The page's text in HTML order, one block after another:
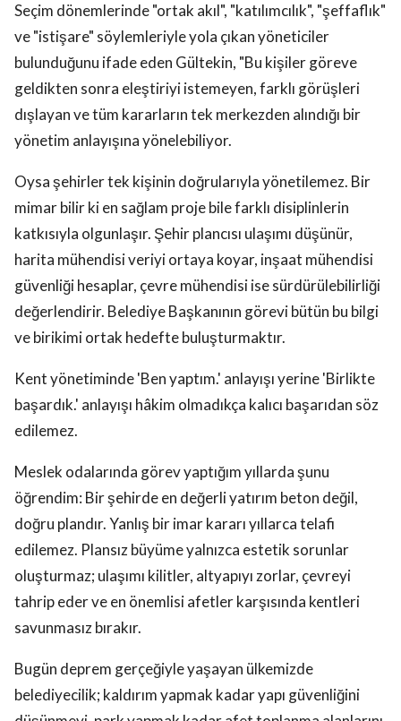
Seçim dönemlerinde "ortak akıl", "katılımcılık", "şeffaflık"
ve "istişare" söylemleriyle yola çıkan yöneticiler
bulunduğunu ifade eden Gültekin, "Bu kişiler göreve
geldikten sonra eleştiriyi istemeyen, farklı görüşleri
dışlayan ve tüm kararların tek merkezden alındığı bir
yönetim anlayışına yönelebiliyor.
Oysa şehirler tek kişinin doğrularıyla yönetilemez. Bir
mimar bilir ki en sağlam proje bile farklı disiplinlerin
katkısıyla olgunlaşır. Şehir plancısı ulaşımı düşünür,
harita mühendisi veriyi ortaya koyar, inşaat mühendisi
güvenliği hesaplar, çevre mühendisi ise sürdürülebilirliği
değerlendirir. Belediye Başkanının görevi bütün bu bilgi
ve birikimi ortak hedefte buluşturmaktır.
Kent yönetiminde 'Ben yaptım.' anlayışı yerine 'Birlikte
başardık.' anlayışı hâkim olmadıkça kalıcı başarıdan söz
edilemez.
Meslek odalarında görev yaptığım yıllarda şunu
öğrendim: Bir şehirde en değerli yatırım beton değil,
doğru plandır. Yanlış bir imar kararı yıllarca telafi
edilemez. Plansız büyüme yalnızca estetik sorunlar
oluşturmaz; ulaşımı kilitler, altyapıyı zorlar, çevreyi
tahrip eder ve en önemlisi afetler karşısında kentleri
savunmasız bırakır.
Bugün deprem gerçeğiyle yaşayan ülkemizde
belediyecilik; kaldırım yapmak kadar yapı güvenliğini